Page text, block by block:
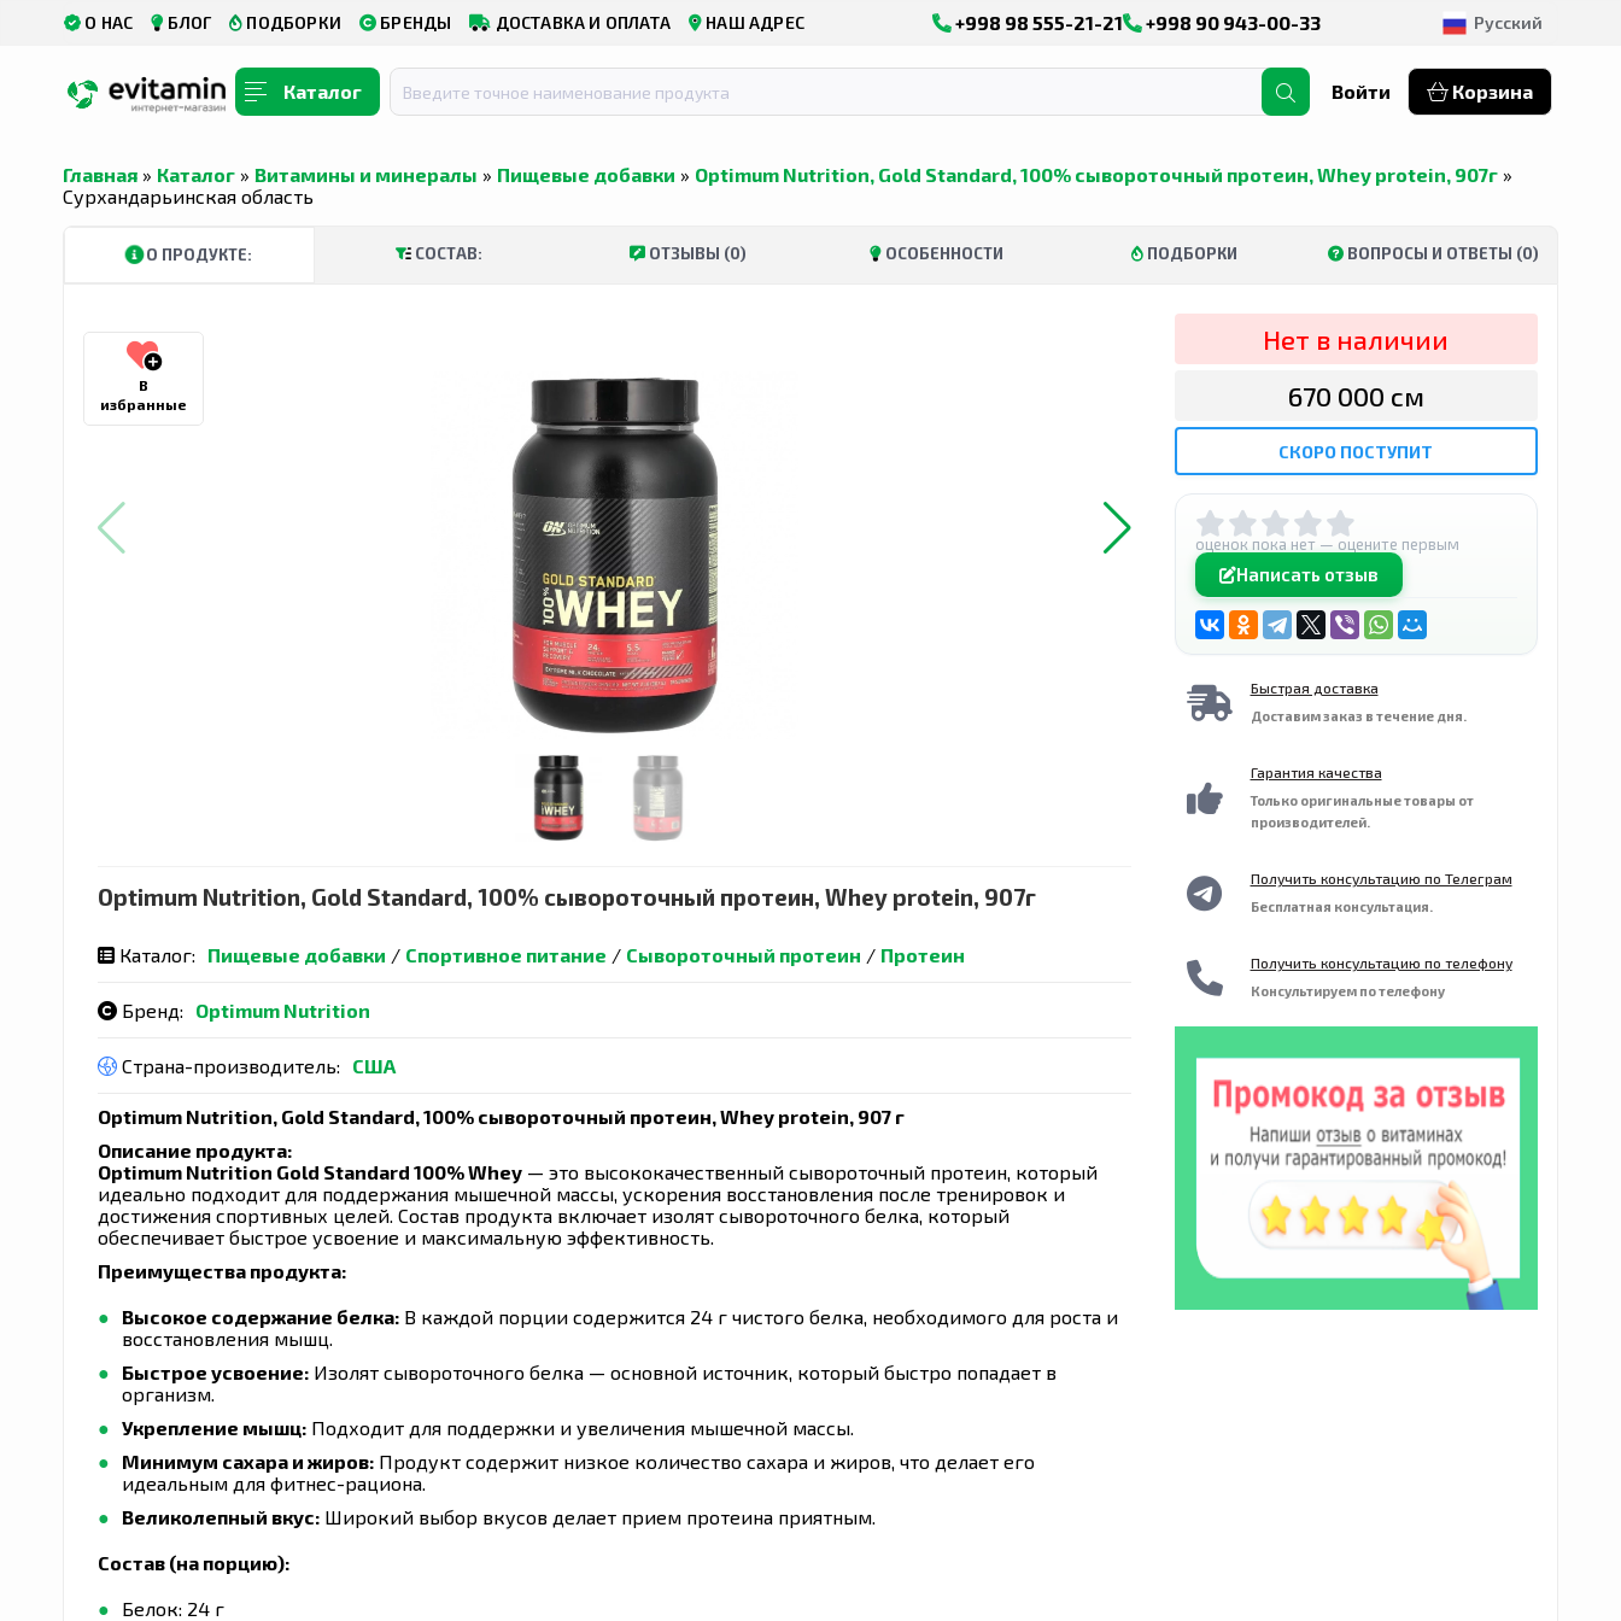
О НАС БЛОГ ПОДБОРКИ БРЕНДЫ ДОСТАВКА И ОПЛАТА НАШ АДРЕС +998 98 555-21-21 +998 90 943-00-33 Русский
Каталог Войти Корзина
Главная » Каталог » Витамины и минералы » Пищевые добавки » Optimum Nutrition, Gold Standard, 100% сывороточный протеин, Whey protein, 907г »
Сурхандарьинская область
О ПРОДУКТЕ: СОСТАВ: ОТЗЫВЫ (0) ОСОБЕННОСТИ ПОДБОРКИ ВОПРОСЫ И ОТВЕТЫ (0)
В
избранные
Optimum Nutrition, Gold Standard, 100% сывороточный протеин, Whey protein, 907г
Каталог: Пищевые добавки / Спортивное питание / Сывороточный протеин / Протеин
Бренд: Optimum Nutrition
Страна-производитель: США
Optimum Nutrition, Gold Standard, 100% сывороточный протеин, Whey protein, 907 г
Описание продукта:
Optimum Nutrition Gold Standard 100% Whey — это высококачественный сывороточный протеин, который
идеально подходит для поддержания мышечной массы, ускорения восстановления после тренировок и
достижения спортивных целей. Состав продукта включает изолят сывороточного белка, который
обеспечивает быстрое усвоение и максимальную эффективность.
Преимущества продукта:
Высокое содержание белка: В каждой порции содержится 24 г чистого белка, необходимого для роста и
восстановления мышц.
Быстрое усвоение: Изолят сывороточного белка — основной источник, который быстро попадает в
организм.
Укрепление мышц: Подходит для поддержки и увеличения мышечной массы.
Минимум сахара и жиров: Продукт содержит низкое количество сахара и жиров, что делает его
идеальным для фитнес-рациона.
Великолепный вкус: Широкий выбор вкусов делает прием протеина приятным.
Состав (на порцию):
Белок: 24 г
Нет в наличии
670 000 сӯм
СКОРО ПОСТУПИТ
оценок пока нет — оцените первым
Написать отзыв
Быстрая доставка
Доставим заказ в течение дня.
Гарантия качества
Только оригинальные товары от
производителей.
Получить консультацию по Телеграм
Бесплатная консультация.
Получить консультацию по телефону
Консультируем по телефону